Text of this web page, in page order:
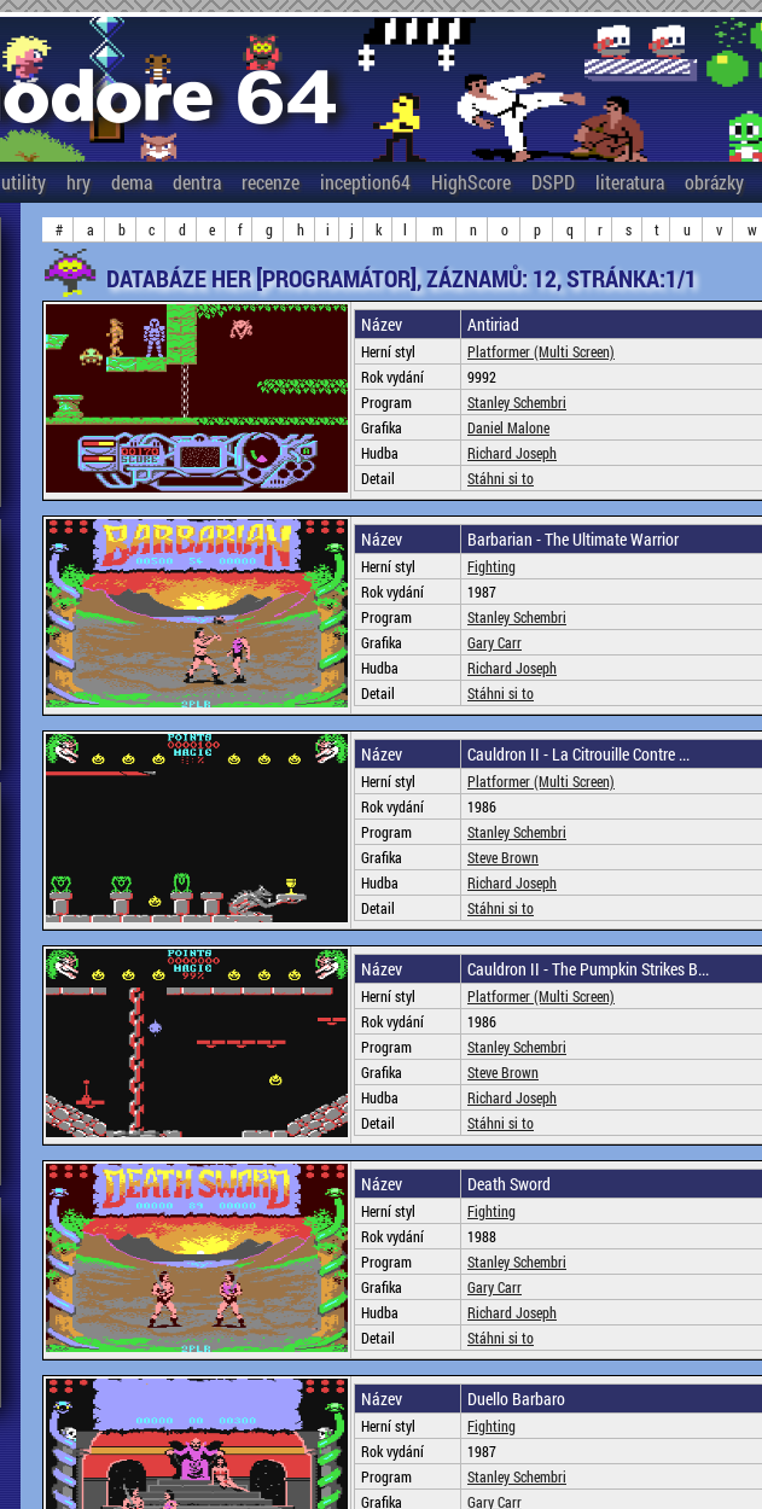
utility hry dema dentra recenze inception64 HighScore DSPD literatura obrázky
# a b c d e f g h i j k l m n o p q r s t u v w
DATABÁZE HER [PROGRAMÁTOR], ZÁZNAMŮ: 12, STRÁNKA:1/1
Název Antiriad
Herní styl
Platformer (Multi Screen)
Rok vydání
9992
Program
Stanley Schembri
Grafika
Daniel Malone
Hudba
Richard Joseph
Detail
Stáhni si to
Název Barbarian - The Ultimate Warrior
Herní styl
Fighting
Rok vydání
1987
Program
Stanley Schembri
Grafika
Gary Carr
Hudba
Richard Joseph
Detail
Stáhni si to
Název Cauldron II - La Citrouille Contre ...
Herní styl
Platformer (Multi Screen)
Rok vydání
1986
Program
Stanley Schembri
Grafika
Steve Brown
Hudba
Richard Joseph
Detail
Stáhni si to
Název Cauldron II - The Pumpkin Strikes B...
Herní styl
Platformer (Multi Screen)
Rok vydání
1986
Program
Stanley Schembri
Grafika
Steve Brown
Hudba
Richard Joseph
Detail
Stáhni si to
Název Death Sword
Herní styl
Fighting
Rok vydání
1988
Program
Stanley Schembri
Grafika
Gary Carr
Hudba
Richard Joseph
Detail
Stáhni si to
Název Duello Barbaro
Herní styl
Fighting
Rok vydání
1987
Program
Stanley Schembri
Grafika
Gary Carr